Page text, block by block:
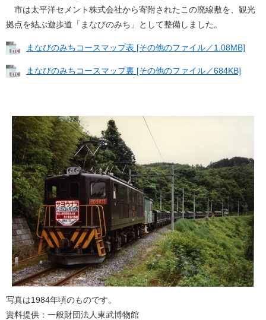
市は太平洋セメント株式会社から寄附されたこの廃線敷を、観光
拠点を結ぶ遊歩道「まなびのみち」として整備しました。
まなびのみちコースマップ表 [その他のファイル／1.08MB]
まなびのみちコースマップ裏 [その他のファイル／684KB]
写真は1984年頃のものです。
資料提供：一般財団法人東武博物館